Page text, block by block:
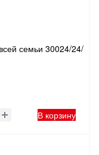
семьи 30024/24/
В корзину